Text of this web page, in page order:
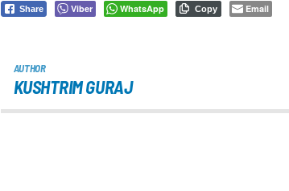
Share Viber WhatsApp Copy Email
AUTHOR
KUSHTRIM GURAJ